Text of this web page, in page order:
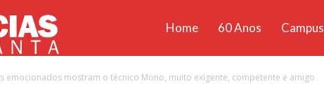
Unisanta
Home 60 Anos Campus
emocionados mostram o técnico Mono, muito exigente, competente e amigo